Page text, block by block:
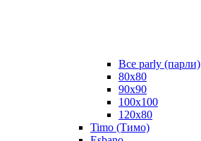
Все parly (парли)
80x80
90x90
100x100
120x80
Timo (Тимо)